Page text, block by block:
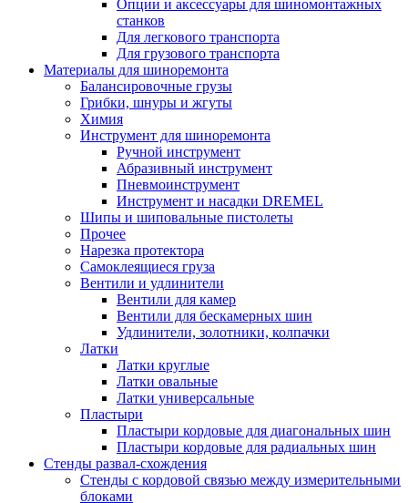
Опции и аксессуары для шиномонтажных
станков
Для легкового транспорта
Для грузового транспорта
Материалы для шиноремонта
Балансировочные грузы
Грибки, шнуры и жгуты
Химия
Инструмент для шиноремонта
Ручной инструмент
Абразивный инструмент
Пневмоинструмент
Инструмент и насадки DREMEL
Шипы и шиповальные пистолеты
Прочее
Нарезка протектора
Самоклеящиеся груза
Вентили и удлинители
Вентили для камер
Вентили для бескамерных шин
Удлинители, золотники, колпачки
Латки
Латки круглые
Латки овальные
Латки универсальные
Пластыри
Пластыри кордовые для диагональных шин
Пластыри кордовые для радиальных шин
Стенды развал-схождения
Стенды с кордовой связью между измерительными
блоками